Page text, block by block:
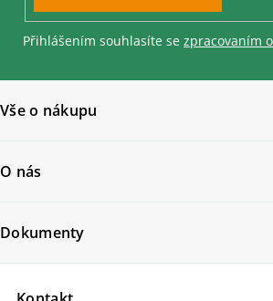
Přihlášením souhlasíte se zpracovaním
Vše o nákupu
O nás
Dokumenty